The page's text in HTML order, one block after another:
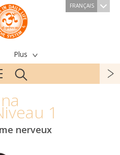
FRANÇAIS
Plus
1
nerveux